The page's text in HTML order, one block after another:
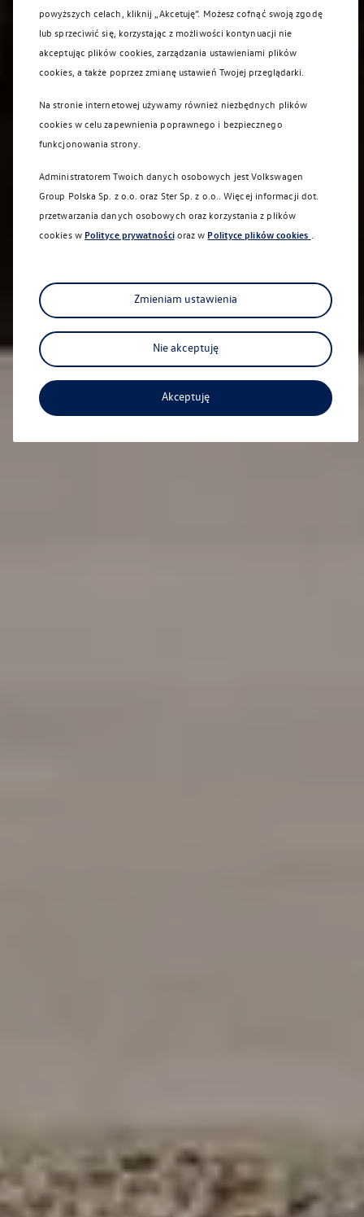
powyższych celach, kliknij „Akcetuję”. Możesz cofnąć swoją zgodę
lub sprzeciwić się, korzystając z możliwości kontynuacji nie
akceptując plików cookies, zarządzania ustawieniami plików
cookies, a także poprzez zmianę ustawień Twojej przeglądarki.
Na stronie internetowej używamy również niezbędnych plików
cookies w celu zapewnienia poprawnego i bezpiecznego
funkcjonowania strony.
Administratorem Twoich danych osobowych jest Volkswagen
Group Polska Sp. z o.o. oraz Ster Sp. z o.o.. Więcej informacji dot.
przetwarzania danych osobowych oraz korzystania z plików
cookies w Polityce prywatnościoraz w Polityce plików cookies .
Zmieniam ustawienia
Nie akceptuję
Akceptuję